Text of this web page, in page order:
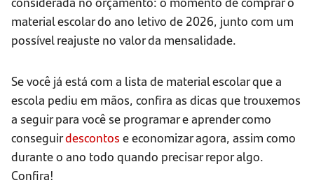
material escolar do ano letivo de 2026, junto com um
possível reajuste no valor da mensalidade.
Se você já está com a lista de material escolar que a
escola pediu em mãos, confira as dicas que trouxemos
a seguir para você se programar e aprender como
conseguirdescontos e economizar agora, assim como
durante o ano todo quando precisar repor algo.
Confira!